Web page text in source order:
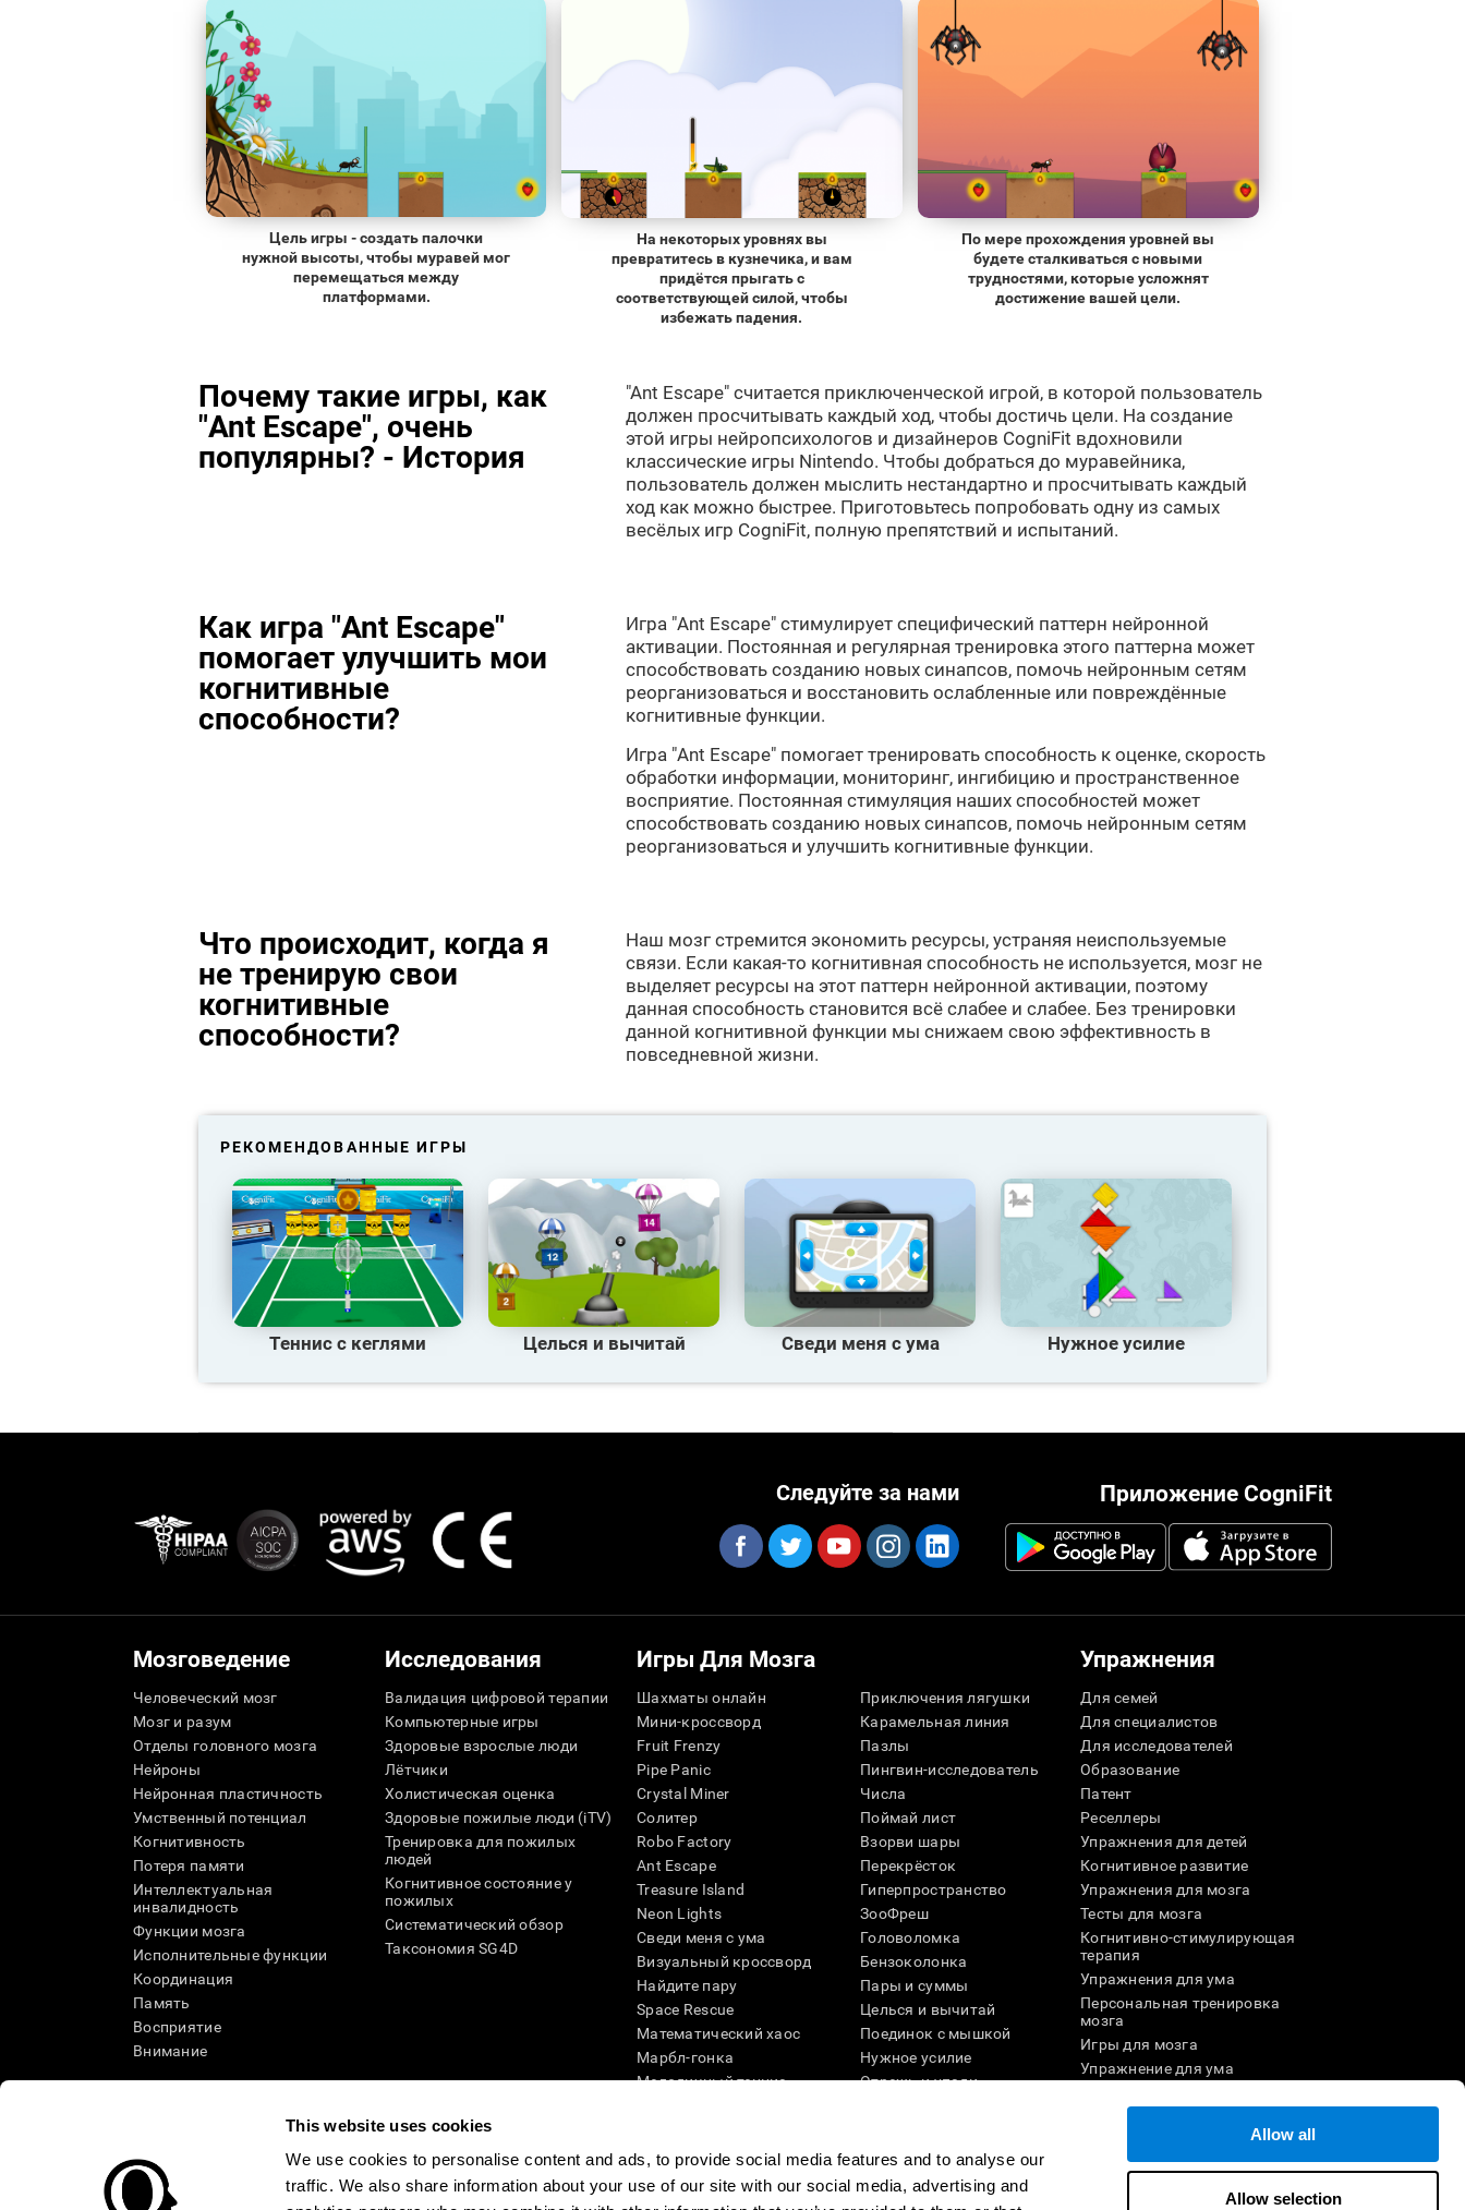
This website uses cookies
We use cookies to personalise content and ads, to provide social media features and to analyse our
traffic. We also share information about your use of our site with our social media, advertising and
Allow all
Allow selection
Цель игры - создать палочки
нужной высоты, чтобы муравей мог
перемещаться между
платформами.
На некоторых уровнях вы
превратитесь в кузнечика, и вам
придётся прыгать с
соответствующей силой, чтобы
избежать падения.
По мере прохождения уровней вы
будете сталкиваться с новыми
трудностями, которые усложнят
достижение вашей цели.
Почему такие игры, как
"Ant Escape", очень
популярны? - История
"Ant Escape" считается приключенческой игрой, в которой пользователь
должен просчитывать каждый ход, чтобы достичь цели. На создание
этой игры нейропсихологов и дизайнеров CogniFit вдохновили
классические игры Nintendo. Чтобы добраться до муравейника,
пользователь должен мыслить нестандартно и просчитывать каждый
ход как можно быстрее. Приготовьтесь попробовать одну из самых
весёлых игр CogniFit, полную препятствий и испытаний.
Как игра "Ant Escape"
помогает улучшить мои
когнитивные
способности?
Игра "Ant Escape" стимулирует специфический паттерн нейронной
активации. Постоянная и регулярная тренировка этого паттерна может
способствовать созданию новых синапсов, помочь нейронным сетям
реорганизоваться и восстановить ослабленные или повреждённые
когнитивные функции.
Игра "Ant Escape" помогает тренировать способность к оценке, скорость
обработки информации, мониторинг, ингибицию и пространственное
восприятие. Постоянная стимуляция наших способностей может
способствовать созданию новых синапсов, помочь нейронным сетям
реорганизоваться и улучшить когнитивные функции.
Что происходит, когда я
не тренирую свои
когнитивные
способности?
Наш мозг стремится экономить ресурсы, устраняя неиспользуемые
связи. Если какая-то когнитивная способность не используется, мозг не
выделяет ресурсы на этот паттерн нейронной активации, поэтому
данная способность становится всё слабее и слабее. Без тренировки
данной когнитивной функции мы снижаем свою эффективность в
повседневной жизни.
РЕКОМЕНДОВАННЫЕ ИГРЫ
Теннис с кеглями Целься и вычитай Сведи меня с ума Нужное усилие
Приложение CogniFit
Следуйте за нами
Мозговедение
Человеческий мозг
Мозг и разум
Отделы головного мозга
Нейроны
Нейронная пластичность
Умственный потенциал
Когнитивность
Потеря памяти
Интеллектуальная
инвалидность
Функции мозга
Исполнительные функции
Координация
Память
Восприятие
Внимание
Исследования
Валидация цифровой терапии
Компьютерные игры
Здоровые взрослые люди
Лётчики
Холистическая оценка
Здоровые пожилые люди (iTV)
Тренировка для пожилых
людей
Когнитивное состояние у
пожилых
Систематический обзор
Таксономия SG4D
Игры Для Мозга
Шахматы онлайн
Мини-кроссворд
Fruit Frenzy
Pipe Panic
Crystal Miner
Солитер
Robo Factory
Ant Escape
Treasure Island
Neon Lights
Сведи меня с ума
Визуальный кроссворд
Найдите пару
Space Rescue
Математический хаос
Марбл-гонка
Мелодичный теннис
Музыкальные пары
Цветовая гонка
Приключения лягушки
Карамельная линия
Пазлы
Пингвин-исследователь
Числа
Поймай лист
Взорви шары
Перекрёсток
Гиперпространство
ЗооФреш
Головоломка
Бензоколонка
Пары и суммы
Целься и вычитай
Поединок с мышкой
Нужное усилие
Отрежь и упади
Реактивное поле
Слова и птицы
Упражнения
Для семей
Для специалистов
Для исследователей
Образование
Патент
Реселлеры
Упражнения для детей
Когнитивное развитие
Упражнения для мозга
Тесты для мозга
Когнитивно-стимулирующая
терапия
Упражнения для ума
Персональная тренировка
мозга
Игры для мозга
Упражнение для ума
Понимание прочитанного